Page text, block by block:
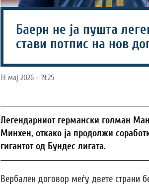
Баерн не ја пушта
стави потпис на нов
13 мај 2026 - 19:25
Легендарниот германски голман
Минхен, откако ја продолжи
гигантот од Бундес лигата.
Вербален договор меѓу двете страни